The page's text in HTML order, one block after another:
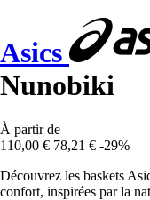
Asics
Nunobiki
À partir de
110,00 € 78,21 € -29%
Découvrez les baskets
confort, inspirées par la